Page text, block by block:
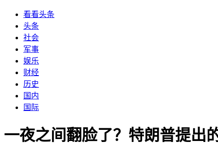
看看头条
头条
社会
军事
娱乐
财经
历史
国内
国际
一夜之间翻脸了？特朗普提出